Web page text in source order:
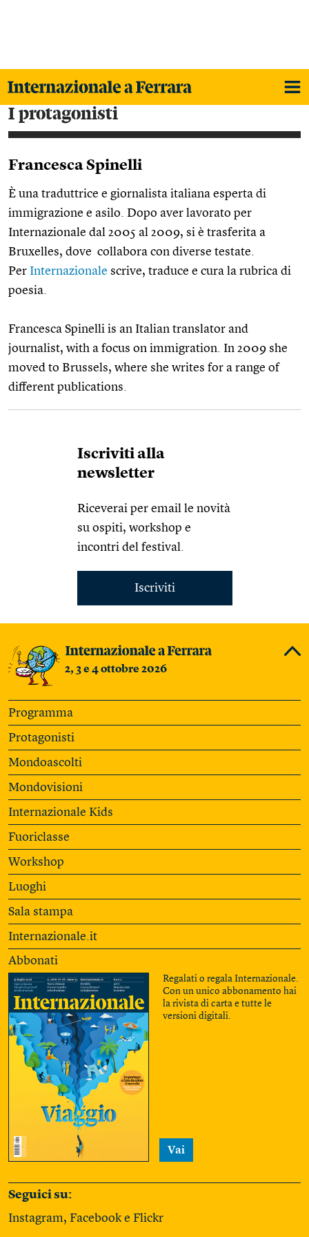
i protagonisti
Francesca Spinelli
È una traduttrice e giornalista italiana esperta di
immigrazione e asilo. Dopo aver lavorato per
Internazionale dal 2005 al 2009, si è trasferita a
Bruxelles, dove collabora con diverse testate.
Per Internazionale scrive, traduce e cura la rubrica di
poesia.
Francesca Spinelli is an Italian translator and
journalist, with a focus on immigration. In 2009 she
moved to Brussels, where she writes for a range of
different publications.
Iscriviti alla
newsletter
Riceverai per email le novità
su ospiti, workshop e
incontri del festival.
Iscriviti
2, 3 e 4 ottobre 2026
Programma
Protagonisti
Mondoascolti
Mondovisioni
Internazionale Kids
Fuoriclasse
Workshop
Luoghi
Sala stampa
Internazionale.it
Abbonati
Regalati o regala Internazionale.
Con un unico abbonamento hai
la rivista di carta e tutte le
versioni digitali.
Vai
Seguici su:
Instagram, Facebook e Flickr